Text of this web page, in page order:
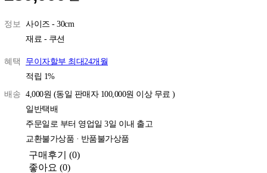
정보 사이즈 - 30cm
재료 - 쿠션
혜택
무이자할부 최대24개월
적립 1%
배송 4,000원 (동일 판매자 100,000원 이상 무료 )
일반택배
주문일로 부터 영업일 3일 이내 출고
교환불가상품 · 반품불가상품
구매후기 (0)
좋아요 (0)